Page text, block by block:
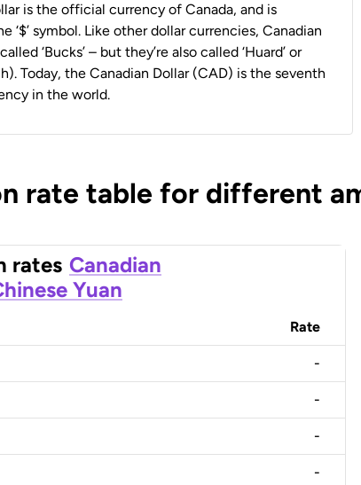
is the official currency of Canada, and is
‘$’ symbol. Like other dollar currencies, Canadian
‘Bucks’ – but they’re also called ‘Huard’ or
Today, the Canadian Dollar (CAD) is the seventh
in the world.
rate table for different
rates Canadian
Yuan
Rate
-
-
-
-